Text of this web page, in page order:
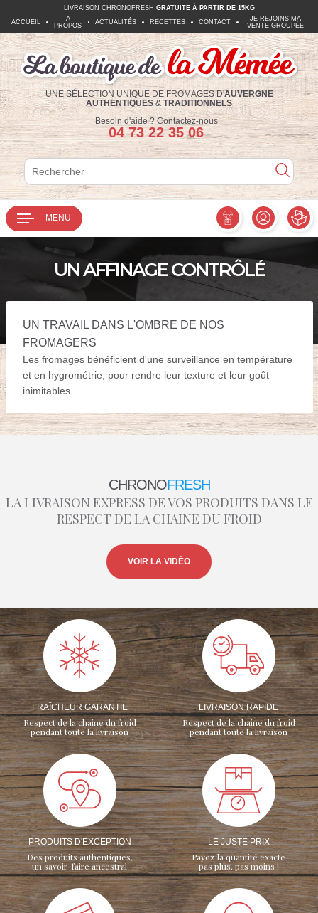
LIVRAISON CHRONOFRESH GRATUITE À PARTIR DE 15KG
ACCUEIL
A
PROPOS
ACTUALITÉS RECETTES CONTACT
JE REJOINS MA
VENTE GROUPÉE
UNE SÉLECTION UNIQUE DE FROMAGES D'AUVERGNE
AUTHENTIQUES & TRADITIONNELS
Besoin d'aide ?Contactez-nous
Téléphone :
04 73 22 35 06
Rechercher
Rechercher
MENU
UN AFFINAGE CONTRÔLÉ
UN TRAVAIL DANS L'OMBRE DE NOS
FROMAGERS
Les fromages bénéficient d'une surveillance en température
et en hygrométrie, pour rendre leur texture et leur goût
inimitables.
CHRONOFRESH
LA LIVRAISON EXPRESS DE VOS PRODUITS DANS LE
RESPECT DE LA CHAINE DU FROID
VOIR LA VIDÉO
FRAÎCHEUR GARANTIE
Respect de la chaine du froid
pendant toute la livraison
LIVRAISON RAPIDE
Respect de la chaine du froid
pendant toute la livraison
PRODUITS D'EXCEPTION
Des produits authentiques,
un savoir-faire ancestral
LE JUSTE PRIX
Payez la quantité exacte
pas plus, pas moins !